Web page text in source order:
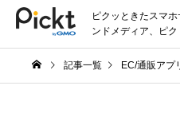
ピクッときたスマホ
ンドメディア、ピク
記事一覧 EC/通販アプ